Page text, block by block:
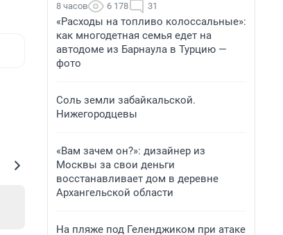
8 часов 6 178 31
«Расходы на топливо колоссальные»:
как многодетная семья едет на
автодоме из Барнаула в Турцию —
фото
Соль земли забайкальской.
Нижегородцевы
«Вам зачем он?»: дизайнер из
Москвы за свои деньги
восстанавливает дом в деревне
Архангельской области
На пляже под Геленджиком при атаке